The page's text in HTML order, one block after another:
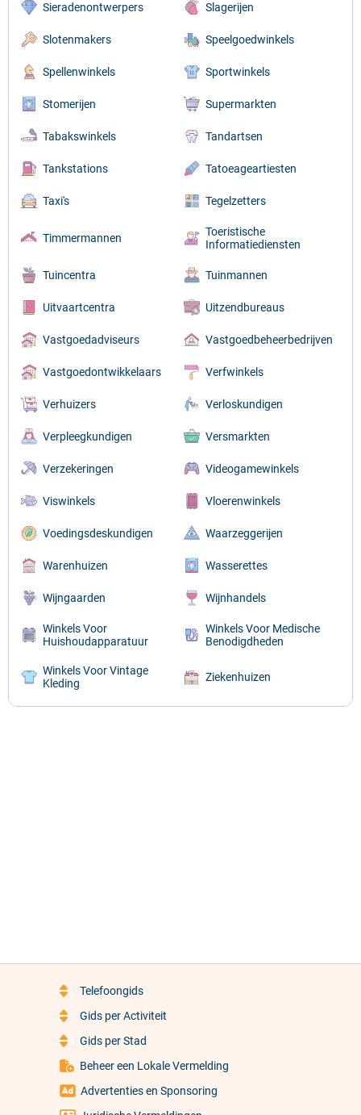
Sieradenontwerpers Slagerijen
Slotenmakers Speelgoedwinkels
Spellenwinkels Sportwinkels
Stomerijen Supermarkten
Tabakswinkels Tandartsen
Tankstations Tatoeageartiesten
Taxi's Tegelzetters
Timmermannen
Toeristische
Informatiediensten
Tuincentra Tuinmannen
Uitvaartcentra Uitzendbureaus
Vastgoedadviseurs Vastgoedbeheerbedrijven
Vastgoedontwikkelaars Verfwinkels
Verhuizers Verloskundigen
Verpleegkundigen Versmarkten
Verzekeringen Videogamewinkels
Viswinkels Vloerenwinkels
Voedingsdeskundigen Waarzeggerijen
Warenhuizen Wasserettes
Wijngaarden Wijnhandels
Winkels Voor
Huishoudapparatuur
Winkels Voor Medische
Benodigdheden
Winkels Voor Vintage
Kleding
Ziekenhuizen
Telefoongids
Gids per Activiteit
Gids per Stad
Beheer een Lokale Vermelding
Advertenties en Sponsoring